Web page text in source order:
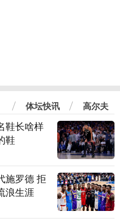
体坛快讯 高尔夫
鞋长啥样
鞋
施罗德 拒
浪生涯